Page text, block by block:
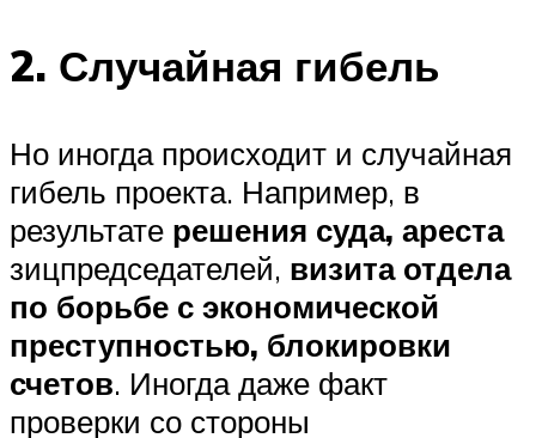
2. Случайная гибель
Но иногда происходит и случайная
гибель проекта. Например, в
результате решения суда, ареста
зицпредседателей, визита отдела
по борьбе с экономической
преступностью, блокировки
счетов. Иногда даже факт
проверки со стороны